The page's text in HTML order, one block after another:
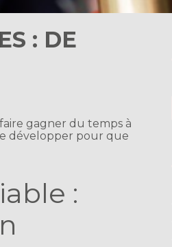
: DE
gagner du temps à
développer pour que
: